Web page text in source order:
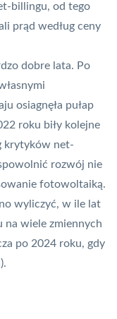
billingu, od tego
prąd według ceny
dobre lata. Po
osiagnęła pułap
roku biły kolejne
krytyków net-
rozwój nie
fotowoltaiką.
wyliczyć, w ile lat
na wiele zmiennych
po 2024 roku, gdy